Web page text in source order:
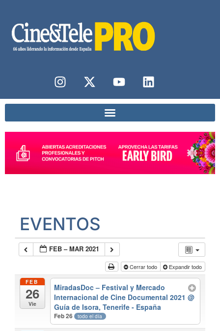
EVENTOS
FEB – MAR 2021
Cerrar todo Expandir todo
FEB
26
Vie
MiradasDoc – Festival y Mercado
Internacional de Cine Documental 2021@
Guía de Isora, Tenerife - España
Feb 26 todo el día